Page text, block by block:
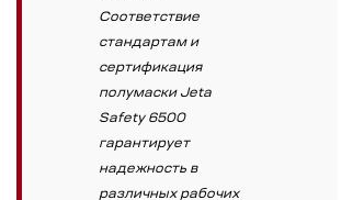
Соответствие
стандартам и
сертификация
полумаски Jeta
Safety 6500
гарантирует
надежность в
различных рабочих